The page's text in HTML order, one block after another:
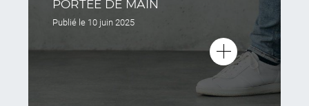
PORTÉE DE MAIN
Publié le 10 juin 2025